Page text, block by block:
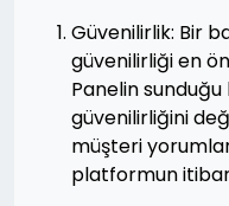
Güvenilirlik: Bir
güvenilirliği en
Panelin
güvenilirliğini
müşteri
platformun